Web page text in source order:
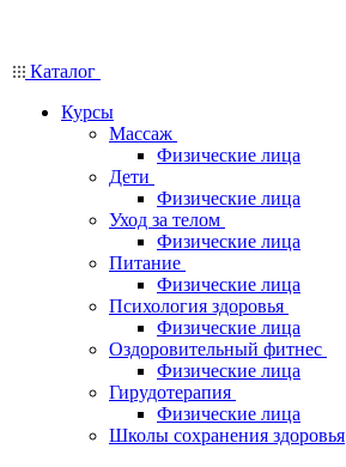
Каталог
Курсы
Массаж
Физические лица
Дети
Физические лица
Уход за телом
Физические лица
Питание
Физические лица
Психология здоровья
Физические лица
Оздоровительный фитнес
Физические лица
Гирудотерапия
Физические лица
Школы сохранения здоровья